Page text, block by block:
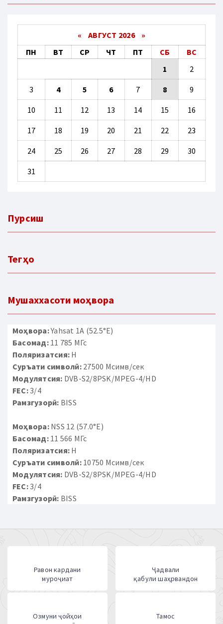
« АВГУСТ 2026 »
ПН
ВТ СР ЧТ ПТ СБ
ВС
1
2
3 4 5 6 7 8 9
10 11 12 13 14 15 16
17 18 19 20 21 22 23
24 25 26 27 28 29 30
31
Пурсиш
Тегҳо
Мушаххасоти моҳвора
Моҳвора:Yahsat 1A (52.5°E)
Басомад:11 785 МГс
Поляризатсия: H
Суръати символӣ:27500 Мсимв/сек
Модулятсия: DVB-S2/8PSK/MPEG-4/HD
FEC:3/4
Рамзгузорӣ: BISS
Моҳвора:NSS 12 (57.0°E)
Басомад:11 566 МГс
Поляризатсия: H
Суръати символӣ:10750 Мсимв/сек
Модулятсия: DVB-S2/8PSK/MPEG-4/HD
FEC:3/4
Рамзгузорӣ: BISS
Равон кардани
муроҷиат
Ҷадвали
қабули шаҳрвандон
Озмуни ҷойҳои
Тамос